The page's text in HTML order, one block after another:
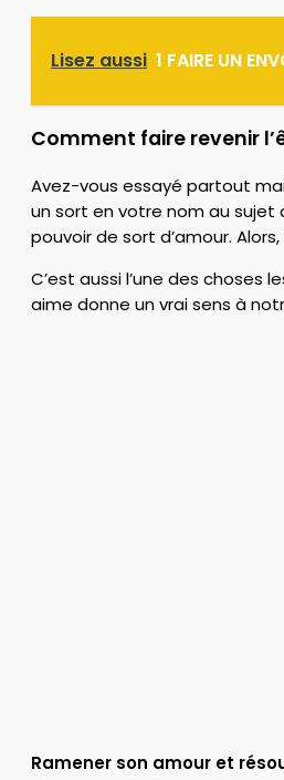
Lisez aussi 1 FAIRE UN
Comment faire revenir
Avez-vous essayé partout
un sort en votre nom au sujet
pouvoir de sort d’amour.
C’est aussi l’une des choses
aime donne un vrai sens à
Ramener son amour et